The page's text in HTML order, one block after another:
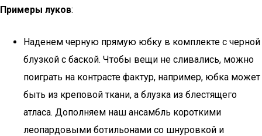
Примеры луков:
Наденем черную прямую юбку в комплекте с черной
блузкой с баской. Чтобы вещи не сливались, можно
поиграть на контрасте фактур, например, юбка может
быть из креповой ткани, а блузка из блестящего
атласа. Дополняем наш ансамбль короткими
леопардовыми ботильонами со шнуровкой и